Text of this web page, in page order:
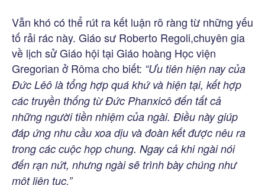
Vẫn khó có thể rút ra kết luận rõ ràng từ những yếu
tố rải rác này. Giáo sư Roberto Regoli,chuyên gia
về lịch sử Giáo hội tại Giáo hoàng Học viện
Gregorian ở Rôma cho biết: “Ưu tiên hiện nay của
Đức Lêô là tổng hợp quá khứ và hiện tại, kết hợp
các truyền thống từ Đức Phanxicô đến tất cả
những người tiền nhiệm của ngài. Điều này giúp
đáp ứng nhu cầu xoa dịu và đoàn kết được nêu ra
trong các cuộc họp chung. Ngay cả khi ngài nói
đến rạn nứt, nhưng ngài sẽ trình bày chúng như
một liên tục.”